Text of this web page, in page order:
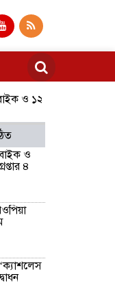
শ্যালোমেশিন উদ্ধার,
ও
৪